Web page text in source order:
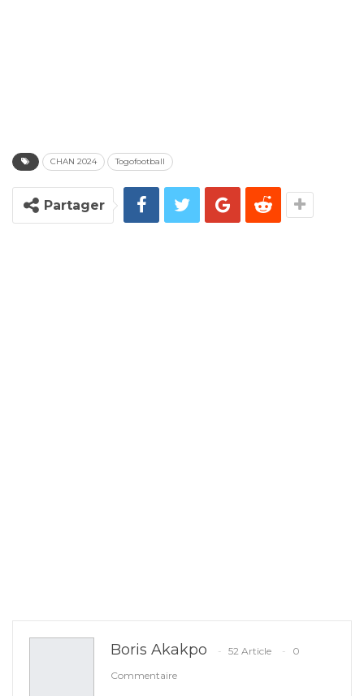
CHAN 2024 Togofootball
Partager
Boris Akakpo 52 Article
0
Commentaire